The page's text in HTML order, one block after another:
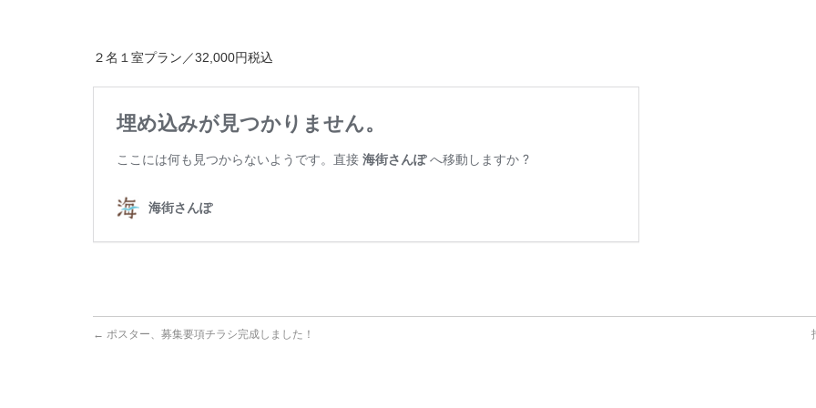
２名１室プラン／32,000円税込
← ポスター、募集要項チラシ完成しました！